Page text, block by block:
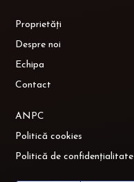
Proprietăți
Despre noi
Echipa
Contact
ANPC
Politică cookies
Politică de confidențialitate